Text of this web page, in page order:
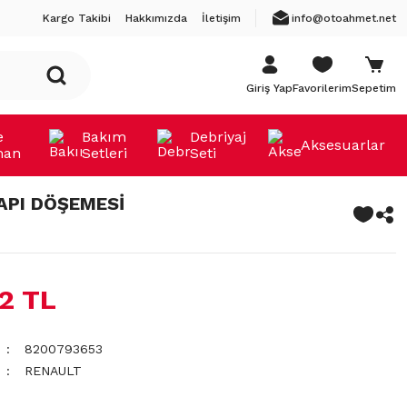
Kargo Takibi Hakkımızda İletişim info@otoahmet.net
Giriş YapFavorilerimSepetim
Bakım
Setleri
Debriyaj
Seti
Aksesuarlar
DÖŞEMESİ
TL
8200793653
RENAULT